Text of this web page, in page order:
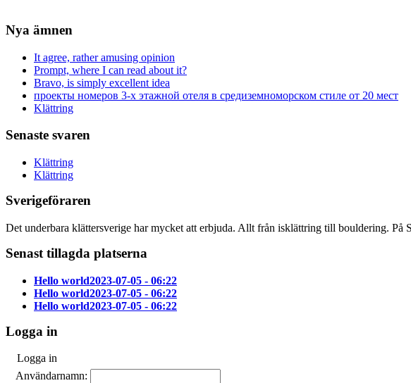
Nya ämnen
It agree, rather amusing opinion
Prompt, where I can read about it?
Bravo, is simply excellent idea
проекты номеров 3-х этажной отеля в средиземноморском стиле от 20 мест
Klättring
Senaste svaren
Klättring
Klättring
Sverigeföraren
Det underbara klättersverige har mycket att erbjuda. Allt från isklättring till bouldering.
Senast tillagda platserna
Hello world2023-07-05 - 06:22
Hello world2023-07-05 - 06:22
Hello world2023-07-05 - 06:22
Logga in
Logga in
Användarnamn: